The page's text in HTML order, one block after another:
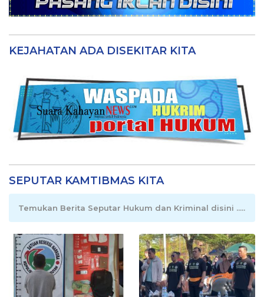
KEJAHATAN ADA DISEKITAR KITA
SEPUTAR KAMTIBMAS KITA
Temukan Berita Seputar Hukum dan Kriminal disini .....